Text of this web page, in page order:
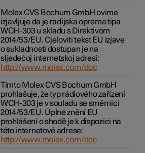
Molex CVS Bochum GmbH ovime
izjavljuje da je radijska oprema tipa
WCH-303 u skladu s Direktivom
2014/53/EU. Cjeloviti tekst EU izjave
o sukladnosti dostupan je na
sljedećoj internetskoj adresi:
http://www.molex.com/doc
Tímto Molex CVS Bochum GmbH
prohlašuje, že typ rádiového zařízení
WCH-303 je v souladu se směrnicí
2014/53/EU. Úplné znění EU
prohlášení o shodě je k dispozici na
této internetové adrese:
http://www.molex.com/doc